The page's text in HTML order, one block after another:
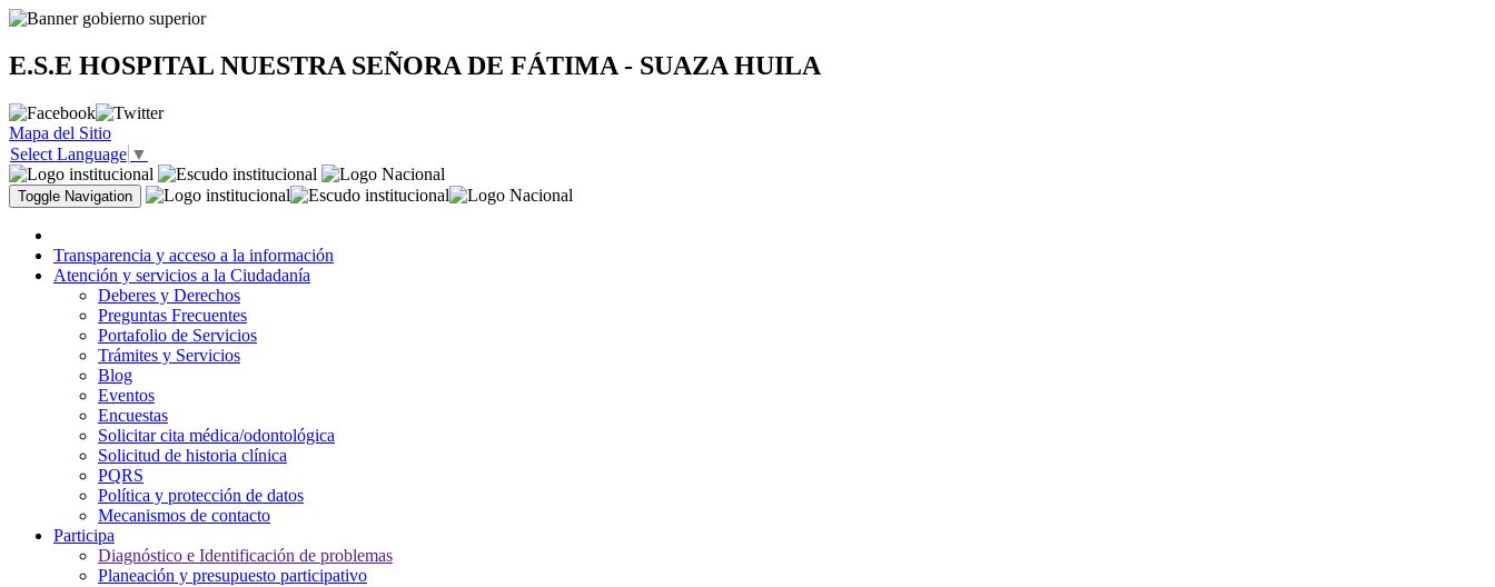
E.S.E HOSPITAL NUESTRA SEÑORA DE FÁTIMA - SUAZA HUILA
Mapa del Sitio
Select Language ▼
Toggle Navigation
Transparencia y acceso a la información
Atención y servicios a la Ciudadanía
Deberes y Derechos
Preguntas Frecuentes
Portafolio de Servicios
Trámites y Servicios
Blog
Eventos
Encuestas
Solicitar cita médica/odontológica
Solicitud de historia clínica
PQRS
Política y protección de datos
Mecanismos de contacto
Participa
Diagnóstico e Identificación de problemas
Planeación y presupuesto participativo